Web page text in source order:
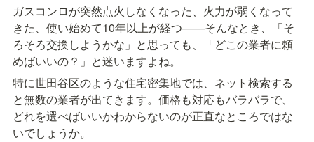
ガスコンロが突然点火しなくなった、火力が弱くなって
きた、使い始めて10年以上が経つ——そんなとき、「そ
ろそろ交換しようかな」と思っても、「どこの業者に頼
めばいいの？」と迷いますよね。
特に世田谷区のような住宅密集地では、ネット検索する
と無数の業者が出てきます。価格も対応もバラバラで、
どれを選べばいいかわからないのが正直なところではな
いでしょうか。